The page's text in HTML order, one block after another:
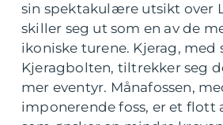
sin spektakulære utsikt over
skiller seg ut som en av de
ikoniske turene. Kjerag, med
Kjeragbolten, tiltrekker seg
mer eventyr. Månafossen,
imponerende foss, er et flott